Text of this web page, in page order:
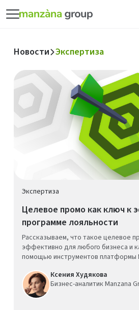
Новости Экспертиза
Экспертиза
Целевое промо как ключ к
программе лояльности
Рассказываем, что такое целевое
эффективно для любого бизнеса и
помощью инструментов платформы
Ксения Худякова
Бизнес-аналитик Manzana